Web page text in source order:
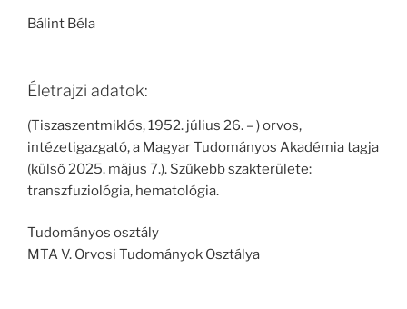
Bálint Béla
Életrajzi adatok:
(Tiszaszentmiklós, 1952. július 26. – ) orvos,
intézetigazgató, a Magyar Tudományos Akadémia tagja
(külső 2025. május 7.). Szűkebb szakterülete:
transzfuziológia, hematológia.
Tudományos osztály
MTA V. Orvosi Tudományok Osztálya